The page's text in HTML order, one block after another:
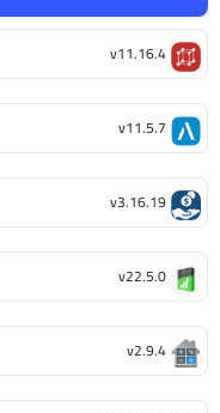
v11.16.4
v11.5.7
v3.16.19
v22.5.0
v2.9.4